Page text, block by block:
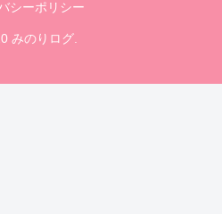
シーポリシー
みのりログ.